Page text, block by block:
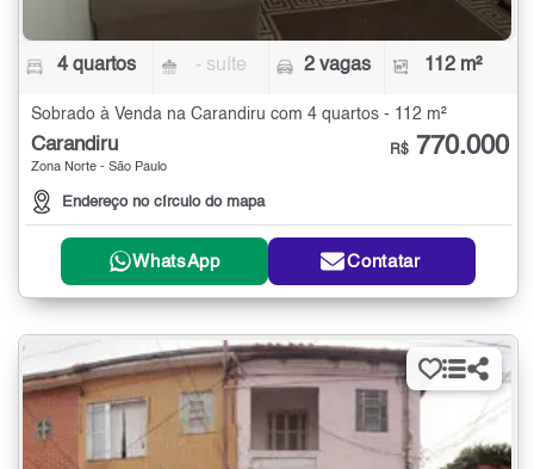
4 quartos - suíte 2 vagas 112 m²
Sobrado à Venda na Carandiru com 4 quartos - 112 m²
Carandiru
Zona Norte - São Paulo
Endereço no círculo do mapa
R$ 770.000
WhatsApp Contatar